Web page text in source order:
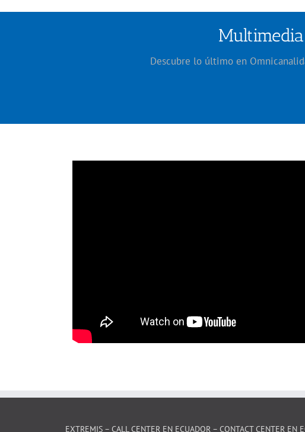
Descubre lo último en
EXTREMIS – CALL CENTER EN ECUADOR – CONTACT CENTER EN